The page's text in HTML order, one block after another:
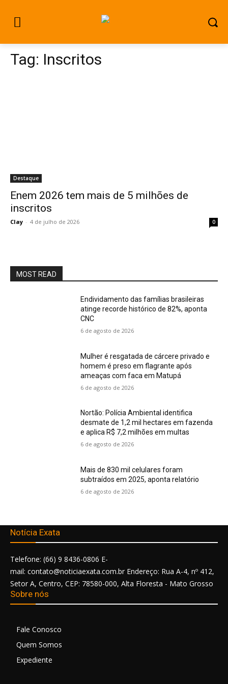
Tag: Inscritos
Destaque
Enem 2026 tem mais de 5 milhões de
inscritos
Clay - 4 de julho de 2026 0
MOST READ
Endividamento das famílias brasileiras
atinge recorde histórico de 82%, aponta
CNC
6 de agosto de 2026
Mulher é resgatada de cárcere privado e
homem é preso em flagrante após
ameaças com faca em Matupá
6 de agosto de 2026
Nortão: Polícia Ambiental identifica
desmate de 1,2 mil hectares em fazenda
e aplica R$ 7,2 milhões em multas
6 de agosto de 2026
Mais de 830 mil celulares foram
subtraídos em 2025, aponta relatório
6 de agosto de 2026
Notícia Exata
Telefone: (66) 9 8436-0806 E-
mail: contato@noticiaexata.com.br Endereço: Rua A-4, nº 412,
Setor A, Centro, CEP: 78580-000, Alta Floresta - Mato Grosso
Sobre nós
Fale Conosco
Quem Somos
Expediente